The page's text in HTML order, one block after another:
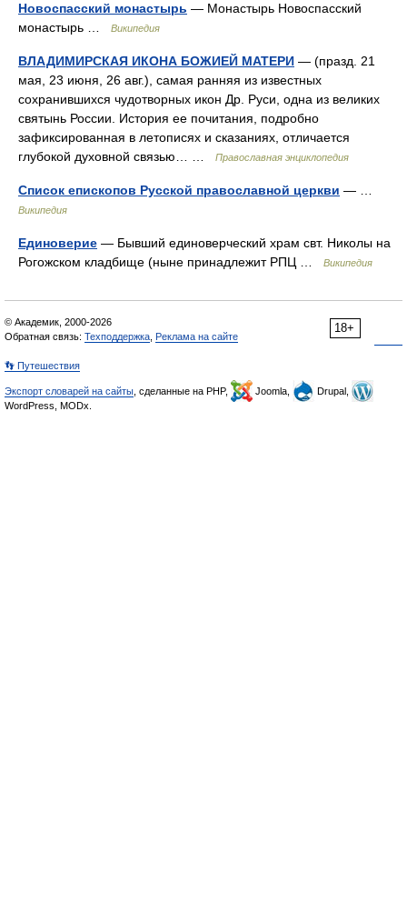
Новоспасский монастырь — Монастырь Новоспасский
монастырь …
Википедия
ВЛАДИМИРСКАЯ ИКОНА БОЖИЕЙ МАТЕРИ — (празд. 21
мая, 23 июня, 26 авг.), самая ранняя из известных
сохранившихся чудотворных икон Др. Руси, одна из великих
святынь России. История ее почитания, подробно
зафиксированная в летописях и сказаниях, отличается
глубокой духовной связью… …
Православная энциклопедия
Список епископов Русской православной церкви — …
Википедия
Единоверие — Бывший единоверческий храм свт. Николы на
Рогожском кладбище (ныне принадлежит РПЦ …
Википедия
18+
© Академик, 2000-2026
Обратная связь: Техподдержка Реклама на сайте
👣 Путешествия
Экспорт словарей на сайты , сделанные на PHP, Joomla,
Drupal,
WordPress, MODx.